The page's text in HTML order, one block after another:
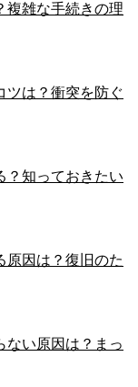
複雑な手続きの理
ツは？衝突を防ぐ
？知っておきたい
原因は？復旧のた
ない原因は？まっ